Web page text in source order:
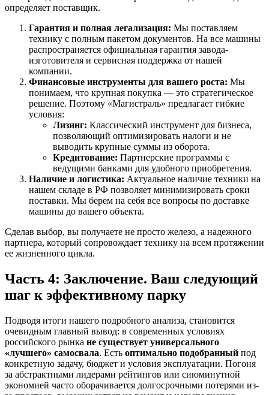
определяет поставщик.
Гарантия и полная легализация: Мы поставляем
технику с полным пакетом документов. На все машины
распространяется официальная гарантия завода-
изготовителя и сервисная поддержка от нашей
компании.
Финансовые инструменты для вашего роста: Мы
понимаем, что крупная покупка — это стратегическое
решение. Поэтому «Магистраль» предлагает гибкие
условия:
Лизинг: Классический инструмент для бизнеса,
позволяющий оптимизировать налоги и не
выводить крупные суммы из оборота.
Кредитование: Партнерские программы с
ведущими банками для удобного приобретения.
Наличие и логистика: Актуальное наличие техники на
нашем складе в РФ позволяет минимизировать сроки
поставки. Мы берем на себя все вопросы по доставке
машины до вашего объекта.
Сделав выбор, вы получаете не просто железо, а надежного
партнера, который сопровождает технику на всем протяжении
ее жизненного цикла.
Часть 4: Заключение. Ваш следующий
шаг к эффективному парку
Подводя итоги нашего подробного анализа, становится
очевидным главный вывод: в современных условиях
российского рынка не существует универсального
«лучшего» самосвала. Есть оптимально подобранный под
конкретную задачу, бюджет и условия эксплуатации. Погоня
за абстрактными лидерами рейтингов или сиюминутной
экономией часто оборачивается долгосрочными потерями из-